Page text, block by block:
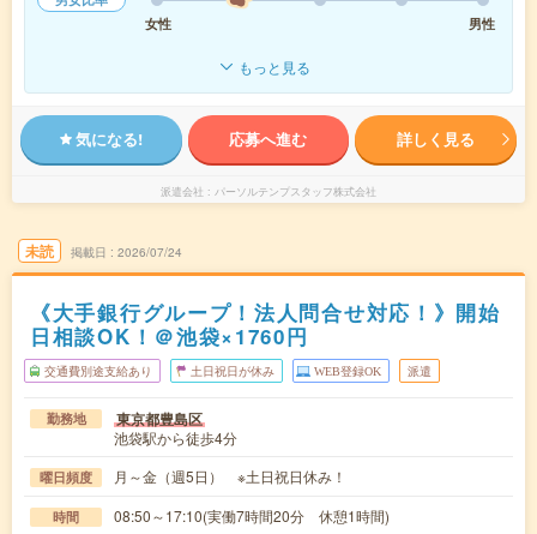
女性
男性
もっと見る
気になる! 応募へ進む 詳しく見る
派遣会社 パーソルテンプスタッフ株式会社
未読 掲載日 2026/07/24
《大手銀行グループ！法人問合せ対応！》開始
日相談OK！＠池袋×1760円
交通費別途支給あり 土日祝日が休み WEB登録OK 派遣
勤務地 東京都豊島区
池袋駅から徒歩4分
曜日頻度 月～金（週5日） ※土日祝日休み！
時間 08:50～17:10(実働7時間20分 休憩1時間)